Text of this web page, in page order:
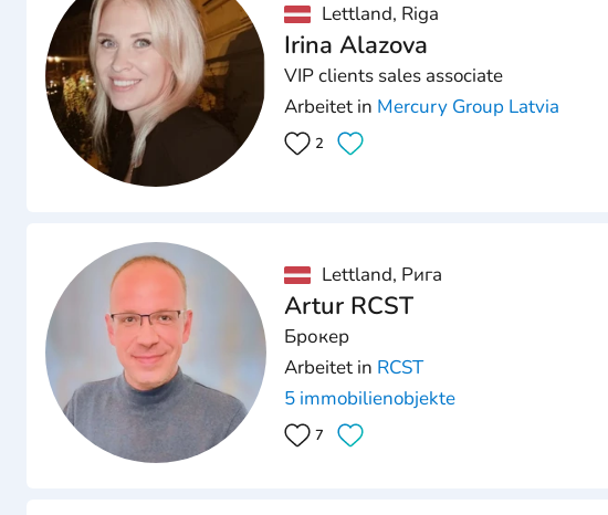
Lettland, Riga
Irina Alazova
VIP clients sales associate
Arbeitet in Mercury Group Latvia
2
Lettland, Рига
Artur RCST
Брокер
Arbeitet in RCST
5 immobilienobjekte
7